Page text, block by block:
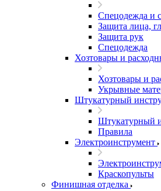
Спецодежда и
Защита лица,
Защита рук
Спецодежда
Хозтовары и
Хозтовары и
Укрывные
Штукатурный
Штукатурный
Правила
Электроинструмент
Краскопульты
Финишная отделка